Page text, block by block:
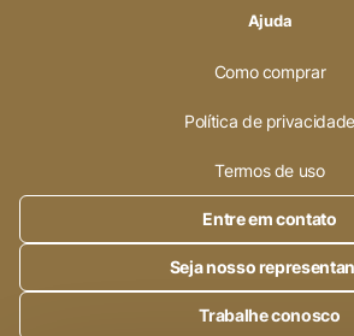
Ajuda
Como comprar
Política de privacidade
Termos de uso
Entre em contato
Seja nosso
Trabalhe conosco